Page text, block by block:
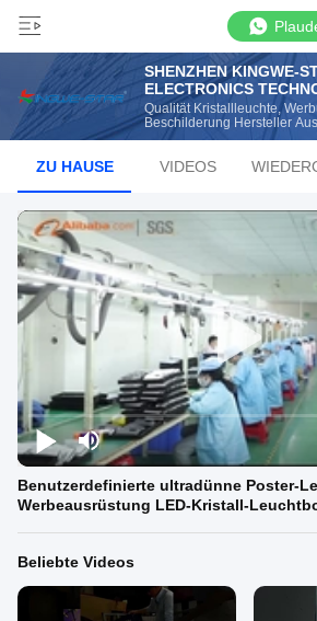
SHENZHEN KINGWE-
Qualität Kristallleuchte,
Beschilderung Hersteller
ZU HAUSE VIDEOS
Benutzerdefinierte ultradünne Poster-
Werbeausrüstung LED-Kristall-
Beliebte Videos